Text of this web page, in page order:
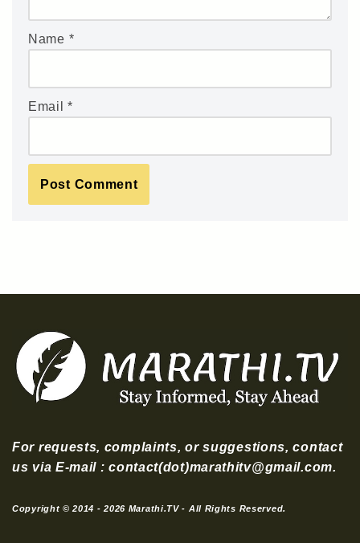
Name *
Email*
For requests, complaints, or suggestions, contact
us via E-mail : contact(dot)marathitv@gmail.com.
Copyright © 2014 - 2026 Marathi.TV - All Rights Reserved.